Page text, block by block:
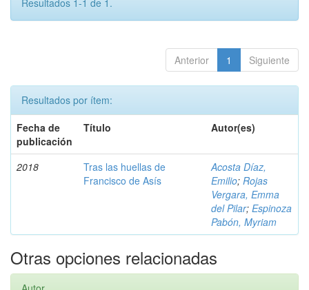
Resultados 1-1 de 1.
Anterior 1 Siguiente
Resultados por ítem:
Fecha de
publicación
Título Autor(es)
2018
Tras las huellas de
Francisco de Asís
Acosta Díaz,
Emilio; Rojas
Vergara, Emma
del Pilar; Espinoza
Pabón, Myriam
Otras opciones relacionadas